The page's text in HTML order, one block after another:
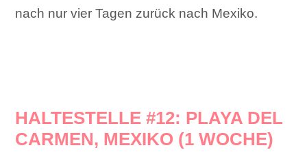
nach nur vier Tagen zurück nach Mexiko.
HALTESTELLE #12: PLAYA DEL
CARMEN, MEXIKO (1 WOCHE)